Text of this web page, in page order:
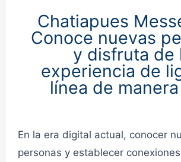
Chat General 2✔
CHAT GENERAL
Chatiapues
Conoce nuevas
y disfruta de
experiencia de
línea de
En la era digital actual, conocer
personas y establecer